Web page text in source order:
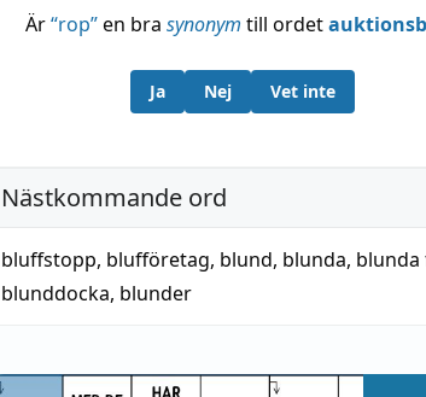
Är“rop”en bra synonym till ordet
Ja Nej Vet inte
Nästkommande ord
bluffstopp, blufföretag, blund, blunda, blunda
blunddocka, blunder